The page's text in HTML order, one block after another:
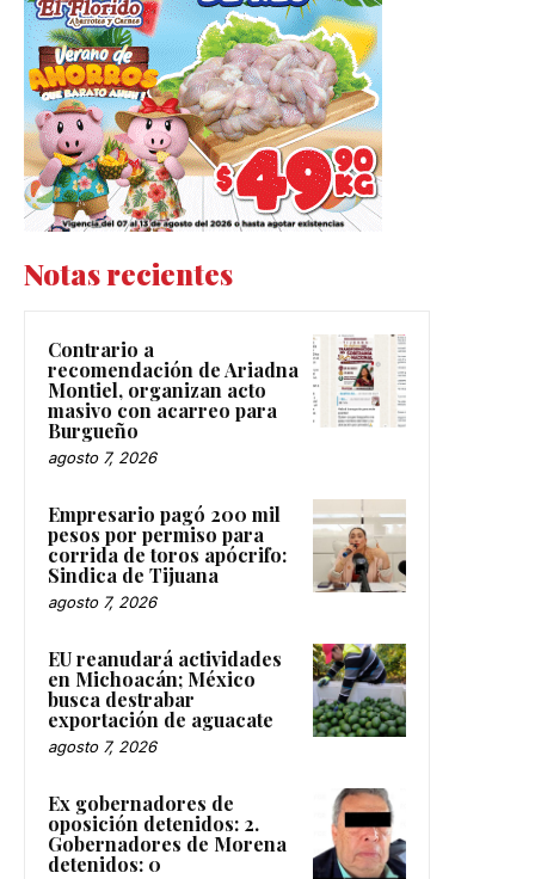
Notas recientes
Contrario a
recomendación de Ariadna
Montiel, organizan acto
masivo con acarreo para
Burgueño
agosto 7, 2026
Empresario pagó 200 mil
pesos por permiso para
corrida de toros apócrifo:
Sindica de Tijuana
agosto 7, 2026
EU reanudará actividades
en Michoacán; México
busca destrabar
exportación de aguacate
agosto 7, 2026
Ex gobernadores de
oposición detenidos: 2.
Gobernadores de Morena
detenidos: 0